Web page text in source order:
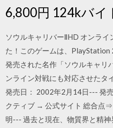
6,800円 124kバイ
ソウルキャリバーⅡHD オンラ
た！このゲームは、
発売された名作「ソウルキャリ
ンライン対戦にも対応させたタ
発売日： 2002年2月14日--- 発
クティブ → 公式サイト 総合点
明--- 過去と現在、物質界と精